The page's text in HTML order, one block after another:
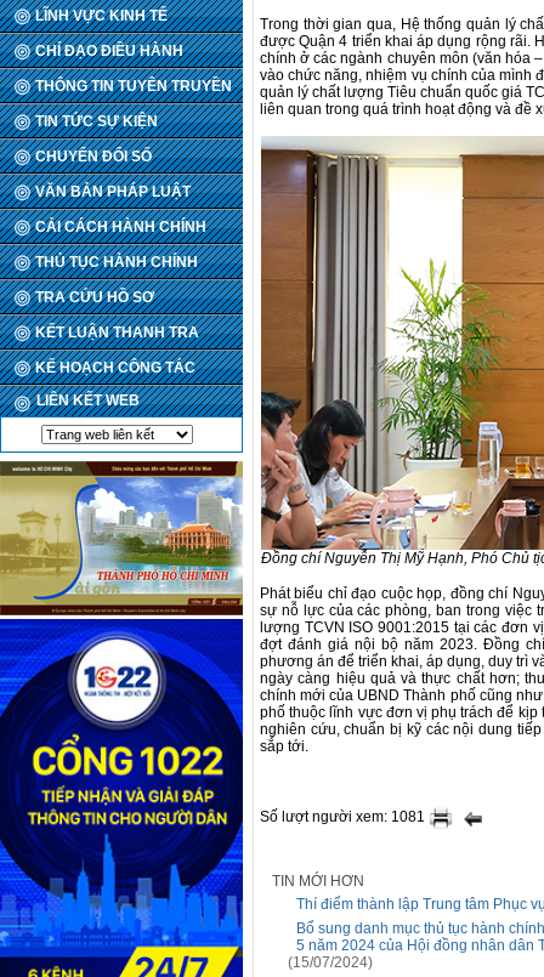
LĨNH VỰC KINH TẾ
CHỈ ĐẠO ĐIỀU HÀNH
THÔNG TIN TUYÊN TRUYỀN
TIN TỨC SỰ KIỆN
CHUYỂN ĐỔI SỐ
VĂN BẢN PHÁP LUẬT
CẢI CÁCH HÀNH CHÍNH
THỦ TỤC HÀNH CHÍNH
TRA CỨU HỒ SƠ
KẾT LUẬN THANH TRA
KẾ HOẠCH CÔNG TÁC
LIÊN KẾT WEB
Trong thời gian qua, Hệ thống quản lý
được Quận 4 triển khai áp dụng rộng rãi.
chính ở các ngành chuyên môn (văn hóa
vào chức năng, nhiệm vụ chính của mình
quản lý chất lượng Tiêu chuẩn quốc giá
liên quan trong quá trình hoạt động và đề
Đồng chí Nguyễn Thị Mỹ Hạnh, Phó Chủ
Phát biểu chỉ đạo cuộc họp, đồng chí
sự nỗ lực của các phòng, ban trong việc
lượng TCVN ISO 9001:2015 tại các đơn
đợt đánh giá nội bộ năm 2023. Đồng
phương án để triển khai, áp dụng, duy trì
ngày càng hiệu quả và thực chất hơn;
chính mới của UBND Thành phố cũng
phố thuộc lĩnh vực đơn vị phụ trách để
nghiên cứu, chuẩn bị kỹ các nội dung
sắp tới.
Số lượt người xem: 1081
TIN MỚI HƠN
Thí điểm thành lập Trung tâm Phục
Bổ sung danh mục thủ tục hành
5 năm 2024 của Hội đồng nhân dân
(15/07/2024)